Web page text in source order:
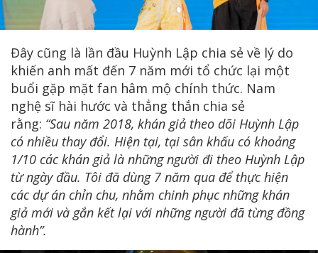
Đây cũng là lần đầu Huỳnh Lập chia sẻ về lý do
khiến anh mất đến 7 năm mới tổ chức lại một
buổi gặp mặt fan hâm mộ chính thức. Nam
nghệ sĩ hài hước và thẳng thắn chia sẻ
rằng: “Sau năm 2018, khán giả theo dõi Huỳnh Lập
có nhiều thay đổi. Hiện tại, tại sân khấu có khoảng
1/10 các khán giả là những người đi theo Huỳnh Lập
từ ngày đầu. Tôi đã dùng 7 năm qua để thực hiện
các dự án chỉn chu, nhằm chinh phục những khán
giả mới và gắn kết lại với những người đã từng đồng
hành”.